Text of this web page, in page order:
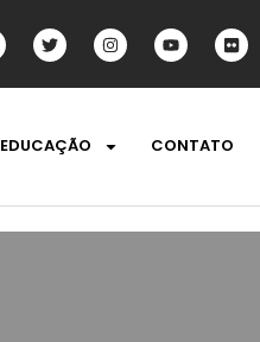
EDUCAÇÃO CONTATO